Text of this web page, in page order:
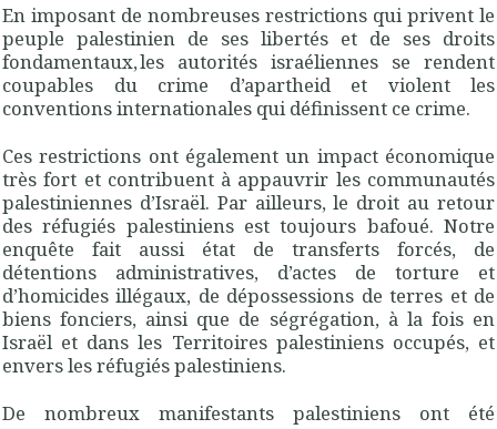
En imposant de nombreuses restrictions qui privent le
peuple palestinien de ses libertés et de ses droits
fondamentaux, les autorités israéliennes se rendent
coupables du crime d’apartheid et violent les
conventions internationales qui définissent ce crime.
Ces restrictions ont également un impact économique
très fort et contribuent à appauvrir les communautés
palestiniennes d’Israël. Par ailleurs, le droit au retour
des réfugiés palestiniens est toujours bafoué. Notre
enquête fait aussi état de transferts forcés, de
détentions administratives, d’actes de torture et
d’homicides illégaux, de dépossessions de terres et de
biens fonciers, ainsi que de ségrégation, à la fois en
Israël et dans les Territoires palestiniens occupés, et
envers les réfugiés palestiniens.
De nombreux manifestants palestiniens ont été